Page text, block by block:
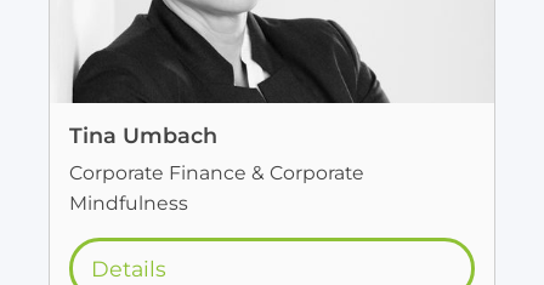
Tina Umbach
Corporate Finance & Corporate
Mindfulness
Details